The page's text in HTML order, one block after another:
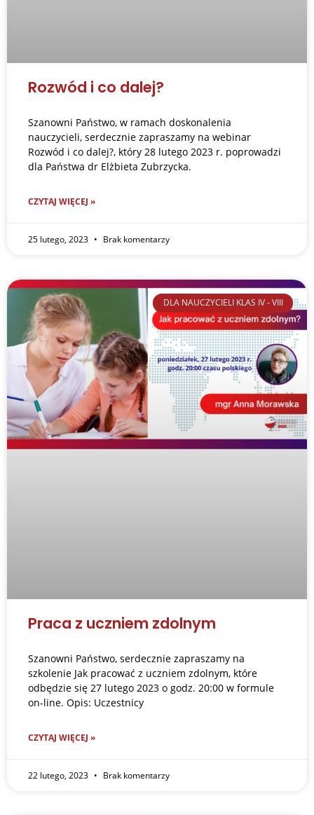
Rozwód i co dalej?
Szanowni Państwo, w ramach doskonalenia
nauczycieli, serdecznie zapraszamy na webinar
Rozwód i co dalej?, który 28 lutego 2023 r. poprowadzi
dla Państwa dr Elżbieta Zubrzycka.
CZYTAJ WIĘCEJ »
25 lutego, 2023 Brak komentarzy
DLA NAUCZYCIELI KLAS IV - VIII
Praca z uczniem zdolnym
Szanowni Państwo, serdecznie zapraszamy na
szkolenie Jak pracować z uczniem zdolnym, które
odbędzie się 27 lutego 2023 o godz. 20:00 w formule
on-line. Opis: Uczestnicy
CZYTAJ WIĘCEJ »
22 lutego, 2023 Brak komentarzy